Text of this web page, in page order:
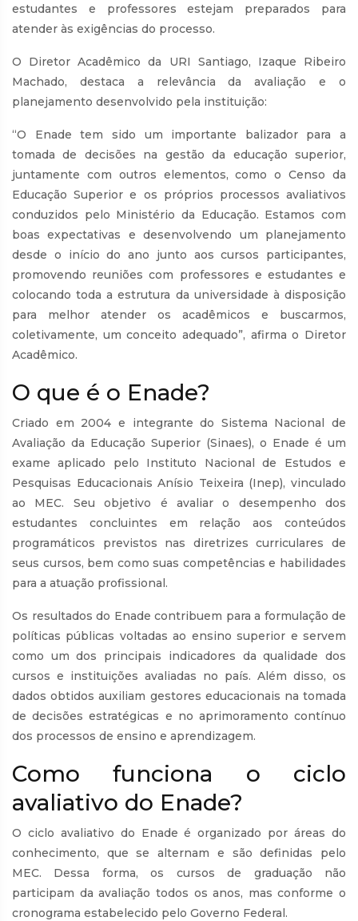
estudantes e professores estejam preparados para
atender às exigências do processo.
O Diretor Acadêmico da URI Santiago, Izaque Ribeiro
Machado, destaca a relevância da avaliação e o
planejamento desenvolvido pela instituição:
“O Enade tem sido um importante balizador para a
tomada de decisões na gestão da educação superior,
juntamente com outros elementos, como o Censo da
Educação Superior e os próprios processos avaliativos
conduzidos pelo Ministério da Educação. Estamos com
boas expectativas e desenvolvendo um planejamento
desde o início do ano junto aos cursos participantes,
promovendo reuniões com professores e estudantes e
colocando toda a estrutura da universidade à disposição
para melhor atender os acadêmicos e buscarmos,
coletivamente, um conceito adequado”, afirma o Diretor
Acadêmico.
O que é o Enade?
Criado em 2004 e integrante do Sistema Nacional de
Avaliação da Educação Superior (Sinaes), o Enade é um
exame aplicado pelo Instituto Nacional de Estudos e
Pesquisas Educacionais Anísio Teixeira (Inep), vinculado
ao MEC. Seu objetivo é avaliar o desempenho dos
estudantes concluintes em relação aos conteúdos
programáticos previstos nas diretrizes curriculares de
seus cursos, bem como suas competências e habilidades
para a atuação profissional.
Os resultados do Enade contribuem para a formulação de
políticas públicas voltadas ao ensino superior e servem
como um dos principais indicadores da qualidade dos
cursos e instituições avaliadas no país. Além disso, os
dados obtidos auxiliam gestores educacionais na tomada
de decisões estratégicas e no aprimoramento contínuo
dos processos de ensino e aprendizagem.
Como funciona o ciclo
avaliativo do Enade?
O ciclo avaliativo do Enade é organizado por áreas do
conhecimento, que se alternam e são definidas pelo
MEC. Dessa forma, os cursos de graduação não
participam da avaliação todos os anos, mas conforme o
cronograma estabelecido pelo Governo Federal.